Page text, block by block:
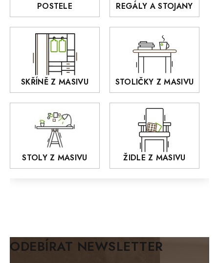
Akce
GIALO
DEJA
OLD STYLE
KANSAS
RETRO
MONET
OSLO
MODERN loft
BIANCA
BLACK VELVET
POSTELE REGÁLY A STOJANY
SKŘÍNĚ Z MASIVU STOLIČKY Z MASIVU
STOLY Z MASIVU ŽIDLE Z MASIVU
ODEBÍRAT NEWSLETTER